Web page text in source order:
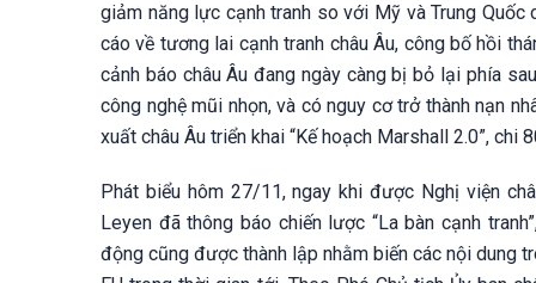
giảm năng lực cạnh tranh so với Mỹ và Trung Quốc
cáo về tương lai cạnh tranh châu Âu, công bố hồi
cảnh báo châu Âu đang ngày càng bị bỏ lại phía
công nghệ mũi nhọn, và có nguy cơ trở thành nạn
xuất châu Âu triển khai “Kế hoạch Marshall 2.0”,
Phát biểu hôm 27/11, ngay khi được Nghị viện
Leyen đã thông báo chiến lược “La bàn cạnh
động cũng được thành lập nhằm biến các nội dung